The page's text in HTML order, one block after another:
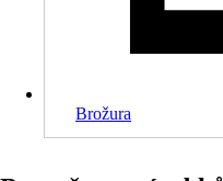
Brožura